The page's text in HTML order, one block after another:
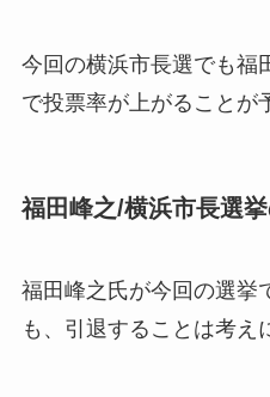
今回の横浜市長選でも福
で投票率が上がることが
福田峰之/横浜市長選
福田峰之氏が今回の選挙
も、 引退することは考え